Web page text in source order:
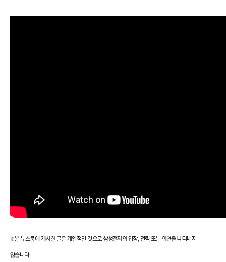
※본 뉴스룸에 게시한 글은 개인적인 것으로 삼성전자의 입장, 전략 또는 의견을 나타내지
않습니다.